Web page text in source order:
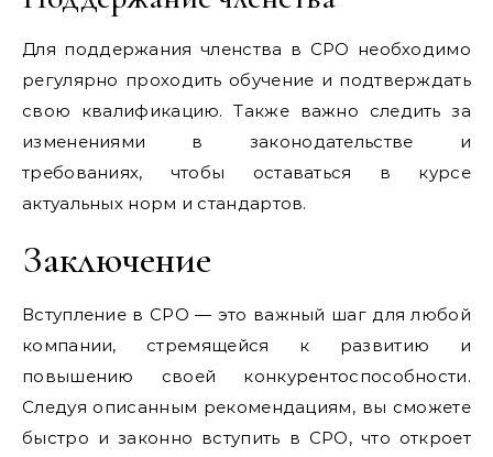
Для поддержания членства в СРО необходимо
регулярно проходить обучение и подтверждать
свою квалификацию. Также важно следить за
изменениями в законодательстве и
требованиях, чтобы оставаться в курсе
актуальных норм и стандартов.
Заключение
Вступление в СРО — это важный шаг для любой
компании, стремящейся к развитию и
повышению своей конкурентоспособности.
Следуя описанным рекомендациям, вы сможете
быстро и законно вступить в СРО, что откроет